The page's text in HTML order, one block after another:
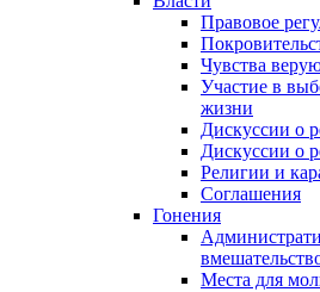
Правовое
Чувства
Участие в
жизни
Дискуссии о
Дискуссии о
Религии и
Соглашения
Гонения
Места для